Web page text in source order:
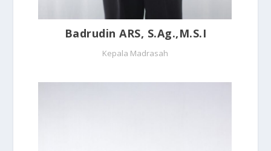
Badrudin ARS, S.Ag.,M.S.I
Kepala Madrasah